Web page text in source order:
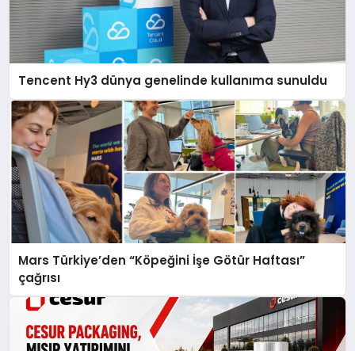
Tencent Hy3 dünya genelinde kullanıma sunuldu
Mars Türkiye’den “Köpeğini İşe Götür Haftası”
çağrısı